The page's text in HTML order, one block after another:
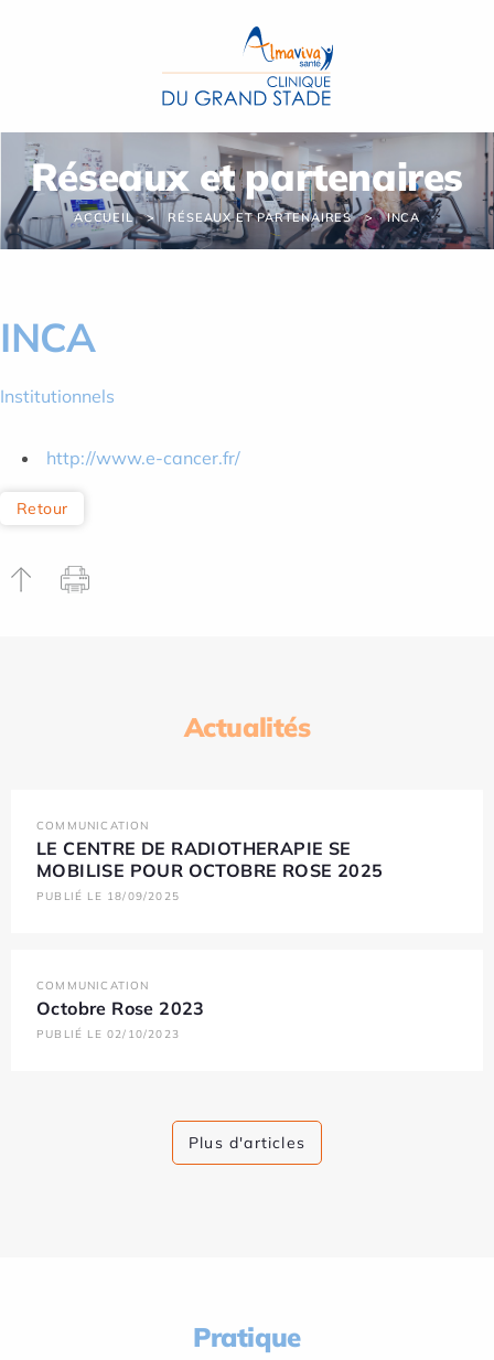
Réseaux et partenaires
ACCUEIL RÉSEAUX ET PARTENAIRES INCA
INCA
Institutionnels
http://www.e-cancer.fr/
Retour
Actualités
COMMUNICATION
LE CENTRE DE RADIOTHERAPIE SE
MOBILISE POUR OCTOBRE ROSE 2025
PUBLIÉ LE 18/09/2025
COMMUNICATION
Octobre Rose 2023
PUBLIÉ LE 02/10/2023
Plus d'articles
Pratique